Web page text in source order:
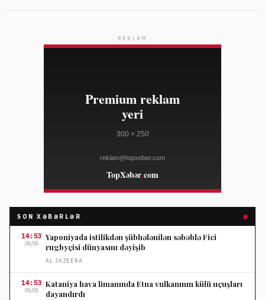
REKLAM
SON XƏBƏRLƏR
14:53
08/08
Yaponiyada istilikdən şübhələnilən səbəblə Fici
rugbyçisi dünyasını dəyişib
AL JAZEERA
14:53
08/08
Kataniya hava limanında Etna vulkanının külü uçuşları
dayandırdı